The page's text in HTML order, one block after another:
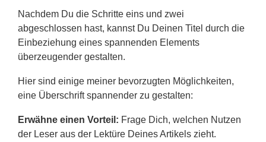
Nachdem Du die Schritte eins und zwei
abgeschlossen hast, kannst Du Deinen Titel durch die
Einbeziehung eines spannenden Elements
überzeugender gestalten.
Hier sind einige meiner bevorzugten Möglichkeiten,
eine Überschrift spannender zu gestalten:
Erwähne einen Vorteil: Frage Dich, welchen Nutzen
der Leser aus der Lektüre Deines Artikels zieht.